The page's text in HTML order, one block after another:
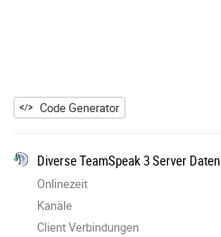
Code Generator
Diverse TeamSpeak 3 Server Daten
Onlinezeit
Kanäle
Client Verbindungen